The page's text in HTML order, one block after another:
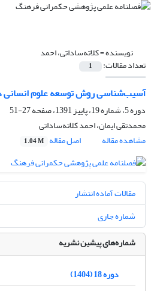
نویسنده =کلاته‌ساداتی، احمد
تعداد مقالات: 1
آسیب‌شناسی روش توسعه علوم انسانی
دوره 5، شماره 19، پاییز 1391، صفحه
27-51
محمدتقی ایمان، احمد کلاته‌ساداتی
مشاهده مقاله
اصل مقاله 1.04 M
مقالات آماده انتشار
شماره جاری
شماره‌های پیشین نشریه
دوره 18 (1404)